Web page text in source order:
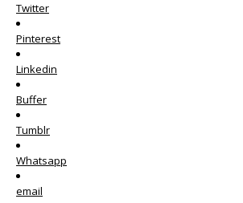
Twitter
Pinterest
Linkedin
Buffer
Tumblr
Whatsapp
email